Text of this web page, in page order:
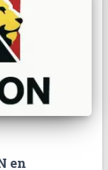
en